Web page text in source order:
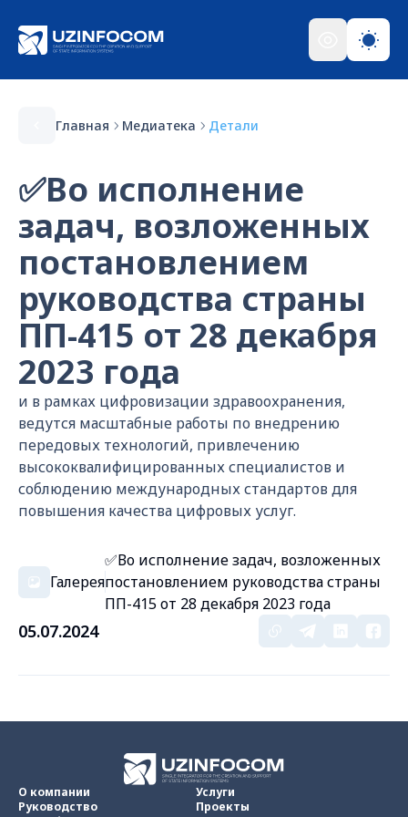
Главная Медиатека Детали
✅Во исполнение
задач, возложенных
постановлением
руководства страны
ПП-415 от 28 декабря
2023 года
и в рамках цифровизации здравоохранения,
ведутся масштабные работы по внедрению
передовых технологий, привлечению
высококвалифицированных специалистов и
соблюдению международных стандартов для
повышения качества цифровых услуг.
Галерея
✅Во исполнение задач, возложенных
постановлением руководства страны
ПП-415 от 28 декабря 2023 года
05.07.2024
О компании
Руководство
Услуги
Проекты